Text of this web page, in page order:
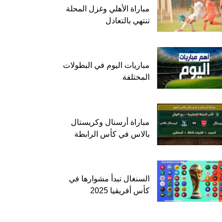
مباراة الأهلي وغزل المحلة
تنتهي بالتعادل
مباريات اليوم في البطولات
المختلفة
مباراة أرسنال وكريستال
بالاس في كأس الرابطة
السنغال تبدأ مشوارها في
كأس أفريقيا 2025